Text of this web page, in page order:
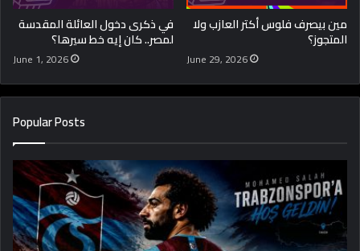
مين بيصرف فلوس أكتر العازب ولا
المتجوز؟
June 29, 2026
في ذكرى دخول العائلة المقدسة
لمصر.. كان إيه خط سيرها؟
June 1, 2026
Popular Posts